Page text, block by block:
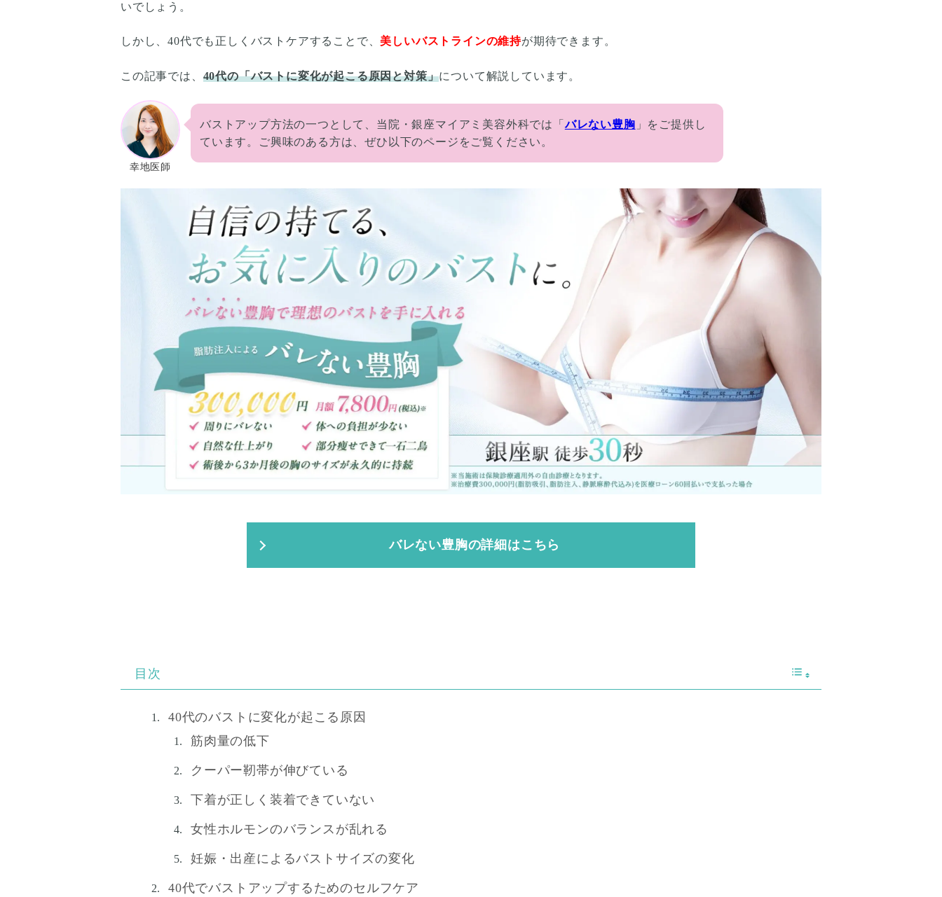
いでしょう。
しかし、40代でも正しくバストケアすることで、 美しいバストラインの維持が期待できます。
この記事では、 40代の「バストに変化が起こる原因と対策」について解説しています。
幸地医師
バストアップ方法の一つとして、当院・銀座マイアミ美容外科では「バレない豊胸 」をご提供し
ています。ご興味のある方は、ぜひ以下のページをご覧ください。
バレない豊胸の詳細はこちら
目次
40代のバストに変化が起こる原因
筋肉量の低下
クーパー靭帯が伸びている
下着が正しく装着できていない
女性ホルモンのバランスが乱れる
妊娠・出産によるバストサイズの変化
40代でバストアップするためのセルフケア